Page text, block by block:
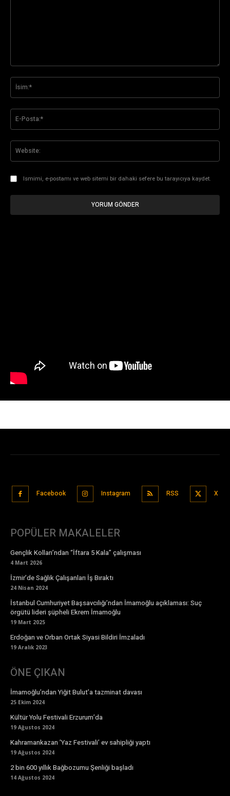
Facebook Instagram RSS X
POPÜLER MAKALELER
Gençlik Kolları’ndan “İftara 5 Kala” çalışması
4 Mart 2026
İzmir’de Sağlık Çalışanları İş Bıraktı
24 Nisan 2024
İstanbul Cumhuriyet Başsavcılığı’ndan İmamoğlu açıklaması: Suç
örgütü lideri şüpheli Ekrem İmamoğlu
19 Mart 2025
Erdoğan ve Orban Ortak Siyasi Bildiri İmzaladı
19 Aralık 2023
ÖNE ÇIKAN
İmamoğlu’ndan Yiğit Bulut’a tazminat davası
25 Ekim 2024
Kültür Yolu Festivali Erzurum’da
19 Ağustos 2024
Kahramankazan ’Yaz Festivali’ ev sahipliği yaptı
19 Ağustos 2024
2 bin 600 yıllık Bağbozumu Şenliği başladı
14 Ağustos 2024